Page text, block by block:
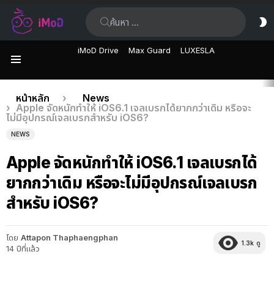
iMoD Drive Max Guard LUXESLA
เรื่อง
ล่าสุด
คุณอยู่ที่นี่:
หน้าหลัก
News
Apple จัดหนักทำให้ iOS6.1 เจลเบรกได้ยากกว่าเดิม หรือจะ
ไม่มีอุปกรณ์เจลเบรกสำหรับ iOS6?
NEWS
Apple จัดหนักทำให้ iOS6.1 เจลเบรกได้
ยากกว่าเดิม หรือจะไม่มีอุปกรณ์เจลเบรก
สำหรับ iOS6?
โดย Attapon Thaphaengphan
14 ปีที่แล้ว
1.3k ดู